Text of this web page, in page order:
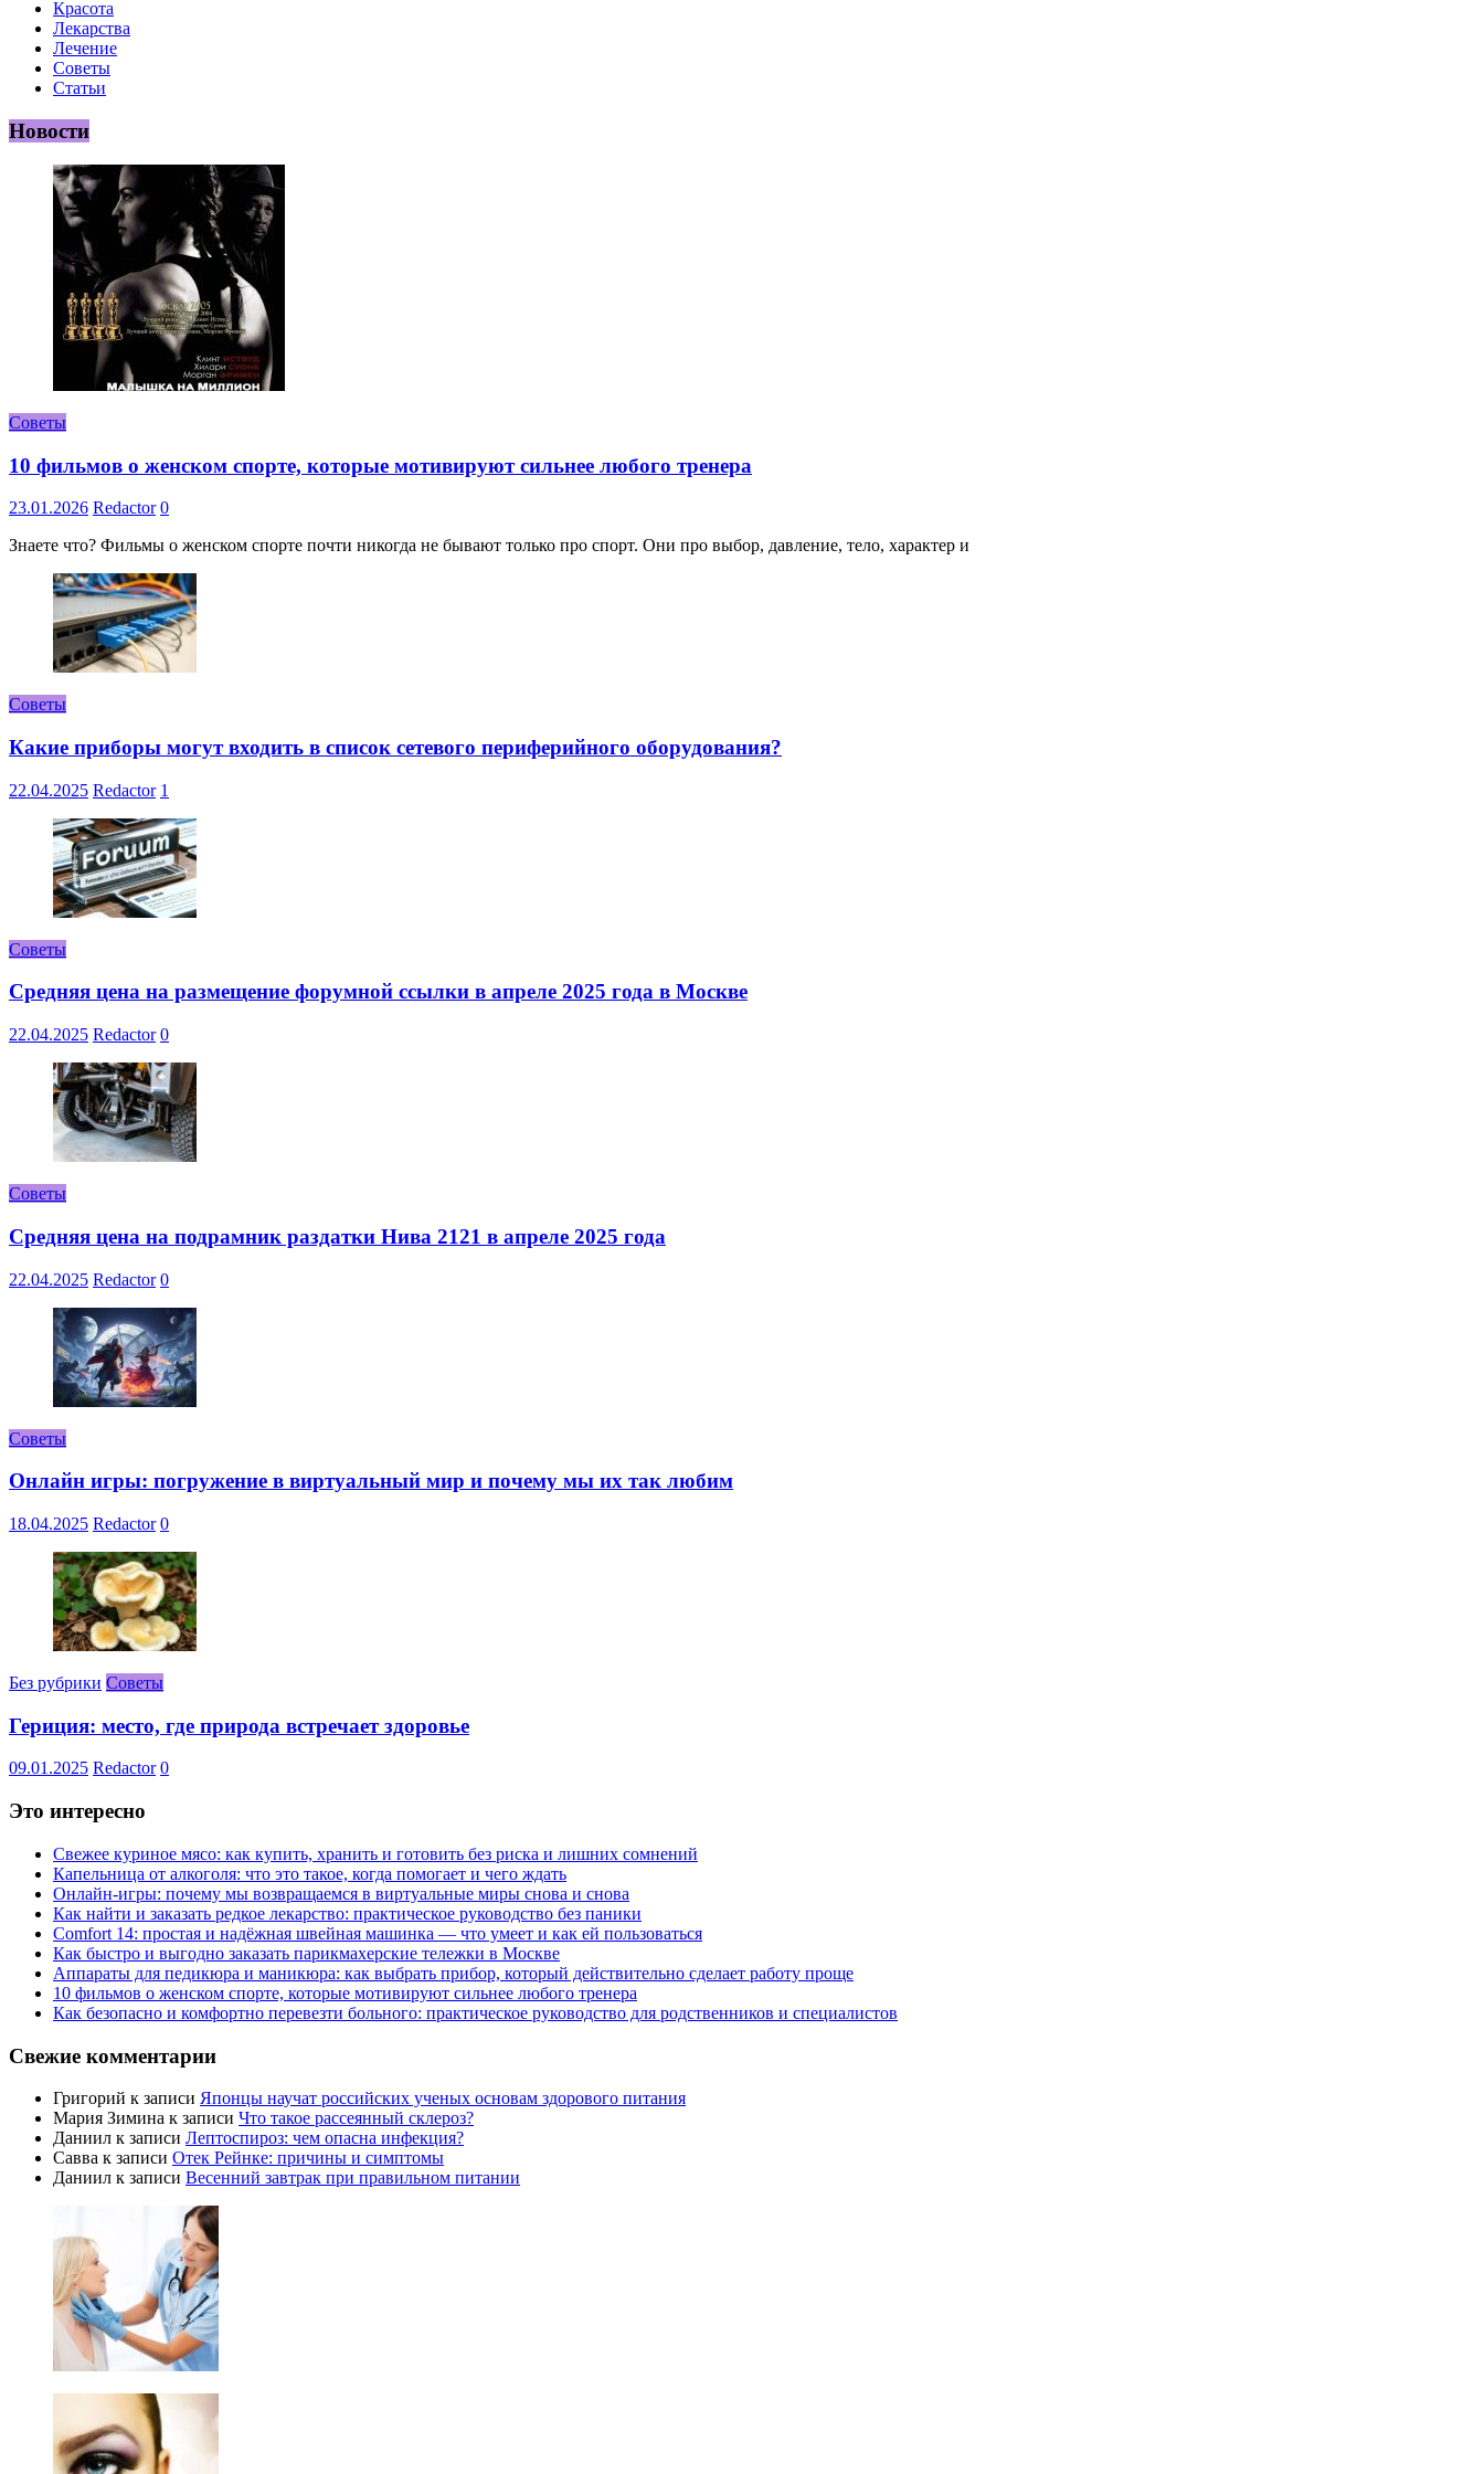
Красота
Лекарства
Лечение
Советы
Статьи
Новости
Советы
10 фильмов о женском спорте, которые мотивируют сильнее любого тренера
23.01.2026 Redactor 0
Знаете что? Фильмы о женском спорте почти никогда не бывают только про спорт. Они про выбор, давление, тело, характер и
Советы
Какие приборы могут входить в список сетевого периферийного оборудования?
22.04.2025 Redactor 1
Советы
Средняя цена на размещение форумной ссылки в апреле 2025 года в Москве
22.04.2025 Redactor 0
Советы
Средняя цена на подрамник раздатки Нива 2121 в апреле 2025 года
22.04.2025 Redactor 0
Советы
Онлайн игры: погружение в виртуальный мир и почему мы их так любим
18.04.2025 Redactor 0
Без рубрики Советы
Гериция: место, где природа встречает здоровье
09.01.2025 Redactor 0
Это интересно
Свежее куриное мясо: как купить, хранить и готовить без риска и лишних сомнений
Капельница от алкоголя: что это такое, когда помогает и чего ждать
Онлайн-игры: почему мы возвращаемся в виртуальные миры снова и снова
Как найти и заказать редкое лекарство: практическое руководство без паники
Comfort 14: простая и надёжная швейная машинка — что умеет и как ей пользоваться
Как быстро и выгодно заказать парикмахерские тележки в Москве
Аппараты для педикюра и маникюра: как выбрать прибор, который действительно сделает работу проще
10 фильмов о женском спорте, которые мотивируют сильнее любого тренера
Как безопасно и комфортно перевезти больного: практическое руководство для родственников и специалистов
Свежие комментарии
Григорий к записи Японцы научат российских ученых основам здорового питания
Мария Зимина к записи Что такое рассеянный склероз?
Даниил к записи Лептоспироз: чем опасна инфекция?
Савва к записи Отек Рейнке: причины и симптомы
Даниил к записи Весенний завтрак при правильном питании